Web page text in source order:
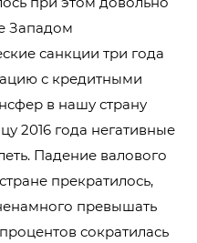
Западом
санкции три года
с кредитными
в нашу страну
2016 года негативные
Падение валового
прекратилось,
превышать
сократилась